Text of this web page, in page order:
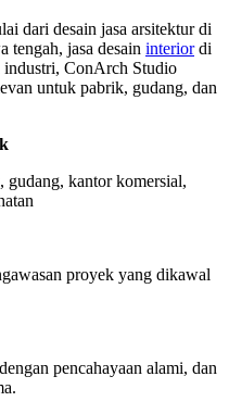
dari desain jasa arsitektur di
tengah, jasa desain interiordi
industri, ConArch Studio
untuk pabrik, gudang, dan
gudang, kantor komersial,
proyek yang dikawal
pencahayaan alami, dan